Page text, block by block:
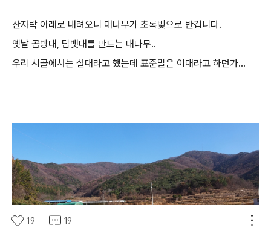
산자락 아래로 내려오니 대나무가 초록빛으로 반깁니다.
옛날 곰방대, 담뱃대를 만드는 대나무..
우리 시골에서는 설대라고 했는데 표준말은 이대라고 하던가...
19 19